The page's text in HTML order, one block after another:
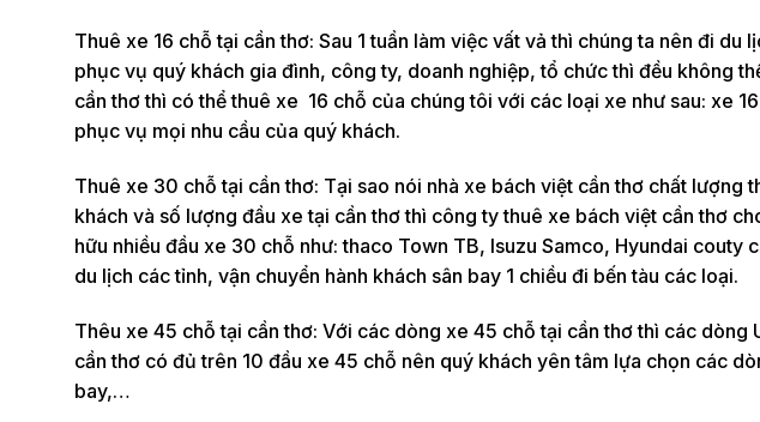
Thuê xe 16 chỗ tại cần thơ: Sau 1 tuần làm việc vất vả thì chúng ta nên đi du
phục vụ quý khách gia đình, công ty, doanh nghiệp, tổ chức thì đều không
cần thơ thì có thể thuê xe 16 chỗ của chúng tôi với các loại xe như sau: xe
phục vụ mọi nhu cầu của quý khách.
Thuê xe 30 chỗ tại cần thơ: Tại sao nói nhà xe bách việt cần thơ chất lượng
khách và số lượng đầu xe tại cần thơ thì công ty thuê xe bách việt cần thơ
hữu nhiều đầu xe 30 chỗ như: thaco Town TB, Isuzu Samco, Hyundai couty
du lịch các tỉnh, vận chuyển hành khách sân bay 1 chiều đi bến tàu các loại.
Thêu xe 45 chỗ tại cần thơ: Với các dòng xe 45 chỗ tại cần thơ thì các dòng
cần thơ có đủ trên 10 đầu xe 45 chỗ nên quý khách yên tâm lựa chọn các
bay,…